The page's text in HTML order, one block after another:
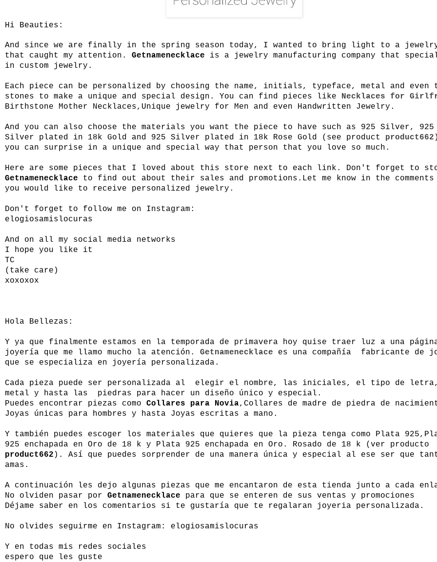
Hi Beauties:
And since we are finally in the spring season today, I wanted to bring light to a jewelry
that caught my attention. Getnamenecklace is a jewelry manufacturing company that
in custom jewelry.
Each piece can be personalized by choosing the name, initials, typeface, metal and even
stones to make a unique and special design. You can find pieces like Necklaces for
Birthstone Mother Necklaces,Unique jewelry for Men and even Handwritten Jewelry.
And you can also choose the materials you want the piece to have such as 925 Silver, 925
Silver plated in 18k Gold and 925 Silver plated in 18k Rose Gold (see product product662
you can surprise in a unique and special way that person that you love so much.
Here are some pieces that I loved about this store next to each link. Don't forget to
Getnamenecklace to find out about their sales and promotions. Let me know in the
you would like to receive personalized jewelry.
Don't forget to follow me on Instagram:
elogiosamislocuras
And on all my social media networks
I hope you like it
TC
(take care)
xoxoxox
Hola Bellezas:
Y ya que finalmente estamos en la temporada de primavera hoy quise traer luz a una
joyería que me llamo mucho la atención. Getnamenecklace
es una compañía fabricante de
que se especializa en joyería personalizada.
Cada pieza puede ser personalizada al elegir el nombre, las iniciales, el tipo de
metal y hasta las piedras para hacer un diseño único y especial.
Puedes encontrar piezas como Collares para Novia,Collares de madre de piedra de
Joyas únicas para hombres y hasta Joyas escritas a mano.
Y también puedes escoger los materiales que quieres que la pieza tenga como Plata
925 enchapada en Oro de 18 k y Plata 925 enchapada en Oro. Rosado de 18 k (ver producto
product662 ). Así que puedes sorprender de una manera única y especial al ese ser que
amas.
A continuación les dejo algunas piezas que me encantaron de esta tienda junto a cada
No olviden pasar por Getnamenecklace para que se enteren de sus ventas y promociones
Déjame saber en los comentarios si te gustaría que te regalaran joyeria personalizada.
No olvides seguirme en Instagram: elogiosamislocuras
Y en todas mis redes sociales
espero que les guste